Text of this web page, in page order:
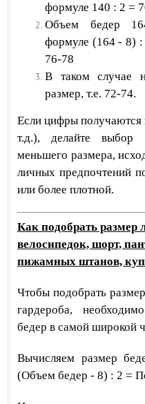
формуле 140 : 2 =
Объем бедер
формуле (164 - 8) :
76-78
В таком случае
размер, т.е. 72-74.
​Если цифры
т.д.), делайте
меньшего размера,
личных предпочтений
или более плотной.
Как подобрать размер
велосипедок, шорт,
пижамных штанов,
Чтобы подобрать
гардероба,
бедер в самой широкой
Вычисляем размер
(Объем бедер - 8) : 2 =